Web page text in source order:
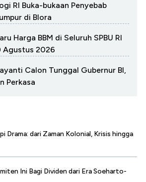
RI Buka-bukaan Penyebab
di Blora
Harga BBM di Seluruh SPBU RI
Agustus 2026
Calon Tunggal Gubernur BI,
Perkasa
Drama: dari Zaman Kolonial, Krisis hingga
Ini Bagi Dividen dari Era Soeharto-